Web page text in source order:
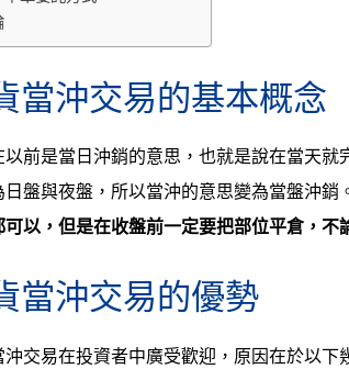
當沖交易的基本概念
以前是當日沖銷的意思，也就是說在當天
日盤與夜盤，所以當沖的意思變為當盤沖銷
可以，但是在收盤前一定要把部位平倉，
當沖交易的優勢
交易在投資者中廣受歡迎，原因在於以下